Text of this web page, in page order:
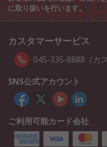
に取り扱いを行います。
カスタマーサービス
045-335-8888（カ
SNS公式アカウント
ご利用可能カード会社